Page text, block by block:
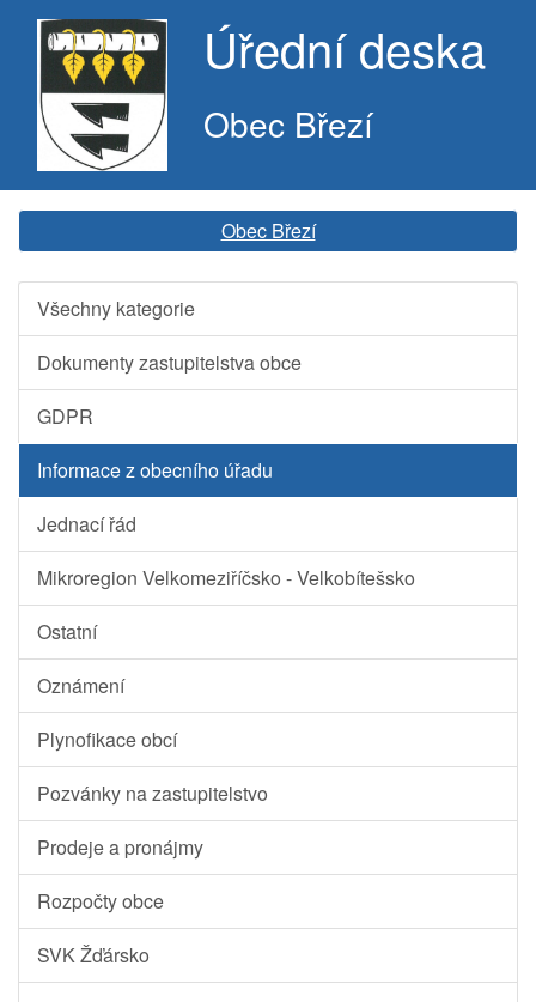
Úřední deska
Obec Březí
Obec Březí
Všechny kategorie
Dokumenty zastupitelstva obce
GDPR
Informace z obecního úřadu
Jednací řád
Mikroregion Velkomeziříčsko - Velkobítešsko
Ostatní
Oznámení
Plynofikace obcí
Pozvánky na zastupitelstvo
Prodeje a pronájmy
Rozpočty obce
SVK Žďársko